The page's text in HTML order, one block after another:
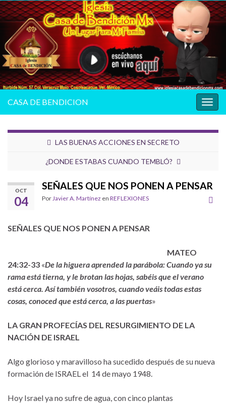
la
CASA DE BENDICION
LAS BUENAS ACCIONES EN SECRETO
¿DONDE ESTABAS CUANDO TEMBLÓ?
OCT
04
SEÑALES QUE NOS PONEN A PENSAR
Por Javier A. Martínez en REFLEXIONES
SEÑALES QUE NOS PONEN A PENSAR
MATEO
24:32-33 «De la higuera aprended la parábola: Cuando ya su
rama está tierna, y le brotan las hojas, sabéis que el verano
está cerca. Así también vosotros, cuando veáis todas estas
cosas, conoced que está cerca, a las puertas»
LA GRAN PROFECÍAS DEL RESURGIMIENTO DE LA
NACIÓN DE ISRAEL
Algo glorioso y maravilloso ha sucedido después de su nueva
formación de ISRAEL el 14 de mayo 1948.
Hoy Israel ya no sufre de agua, con cinco plantas